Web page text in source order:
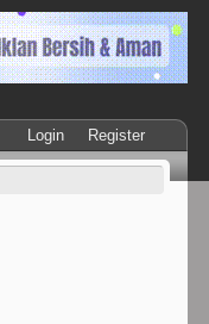
Login Register